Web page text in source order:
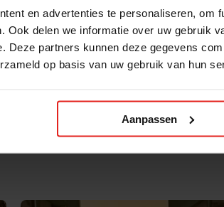
en advertenties te personaliseren, om
Ook delen we informatie over uw gebruik
Deze partners kunnen deze gegevens
op basis van uw gebruik van hun
Aanpassen
zijn
wederom diep geraakt. Het laat
studenten, partners (zoals het
kunnen wij weer talloze nieuwe
alleen.